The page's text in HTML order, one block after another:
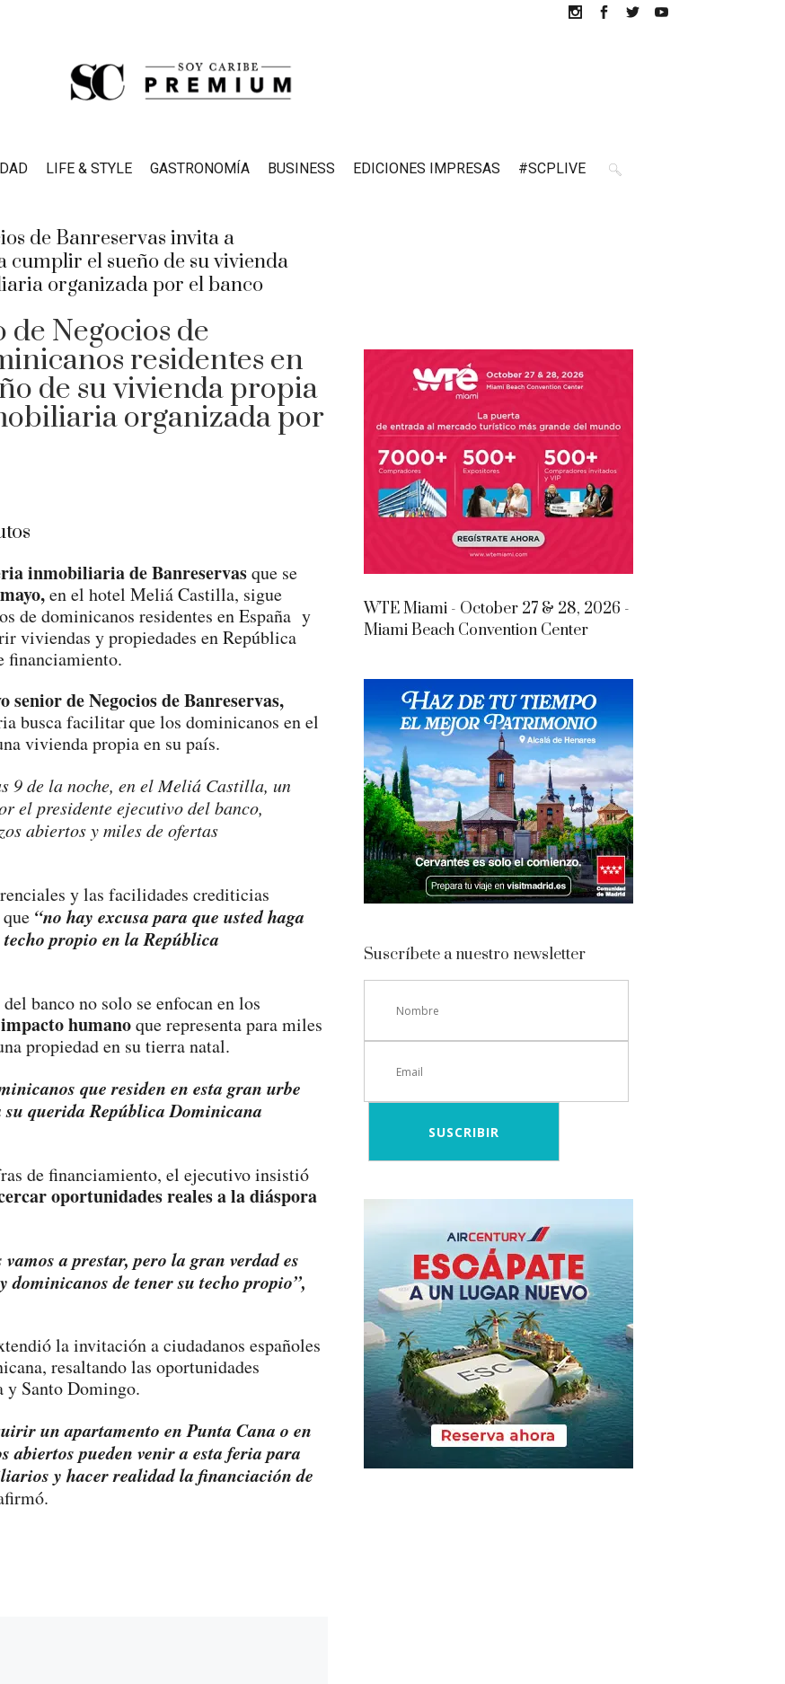
LIFE & STYLE GASTRONOMÍA BUSINESS EDICIONES IMPRESAS #SCPLIVE
Negocios de
residentes en
de su vivienda propia
organizada por
inmobiliaria de Banreservasque se
en el hotel Meliá Castilla, sigue
de dominicanos residentes en España y
viviendas y propiedades en República
financiamiento.
senior de Negocios de Banreservas,
busca facilitar que los dominicanos en el
vivienda propia en su país.
9 de la noche, en el Meliá Castilla, un
el presidente ejecutivo del banco,
abiertos y miles de ofertas
y las facilidades crediticias
“no hay excusa para que usted haga
propio en la República
banco no solo se enfocan en los
impacto humanoque representa para miles
propiedad en su tierra natal.
que residen en esta gran urbe
querida República Dominicana
de financiamiento, el ejecutivo insistió
oportunidades reales a la diáspora
a prestar, pero la gran verdad es
de tener su techo propio”,
la invitación a ciudadanos españoles
resaltando las oportunidades
y Santo Domingo.
un apartamento en Punta Cana o en
abiertos pueden venir a esta feria para
y hacer realidad la financiación de
WTE Miami - October 27 & 28, 2026 -
Miami Beach Convention Center
Suscríbete a nuestro newsletter